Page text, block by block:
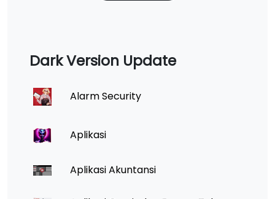
Dark Version Update
Alarm Security
Aplikasi
Aplikasi Akuntansi